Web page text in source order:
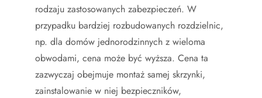
rodzaju zastosowanych zabezpieczeń. W
przypadku bardziej rozbudowanych rozdzielnic,
np. dla domów jednorodzinnych z wieloma
obwodami, cena może być wyższa. Cena ta
zazwyczaj obejmuje montaż samej skrzynki,
zainstalowanie w niej bezpieczników,